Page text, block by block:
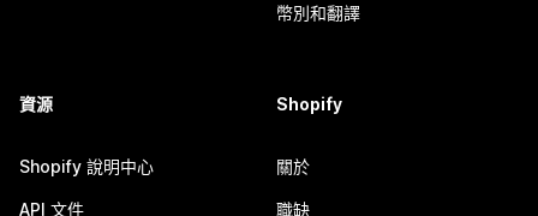
幣別和翻譯
資源
Shopify 說明中心
API 文件
Shopify
關於
職缺